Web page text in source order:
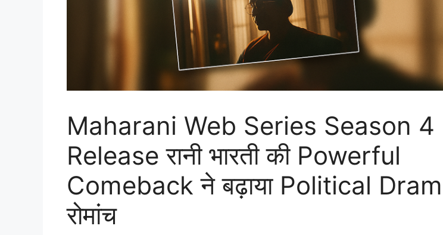
Maharani Web Series Season 4
Release रानी भारती की Powerful
Comeback ने बढ़ाया Political
रोमांच